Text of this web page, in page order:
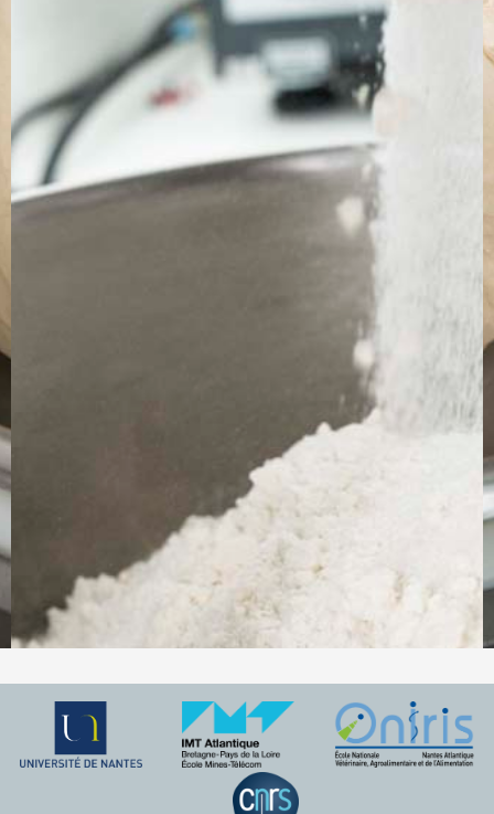
SITE WEB
TÉLÉCHARGEZ LA PLAQUETTE
Contact
Jérémy PRUVOST